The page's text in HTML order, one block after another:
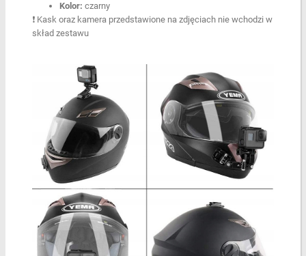
Kolor: czarny
❗ Kask oraz kamera przedstawione na zdjęciach nie wchodzi w
skład zestawu